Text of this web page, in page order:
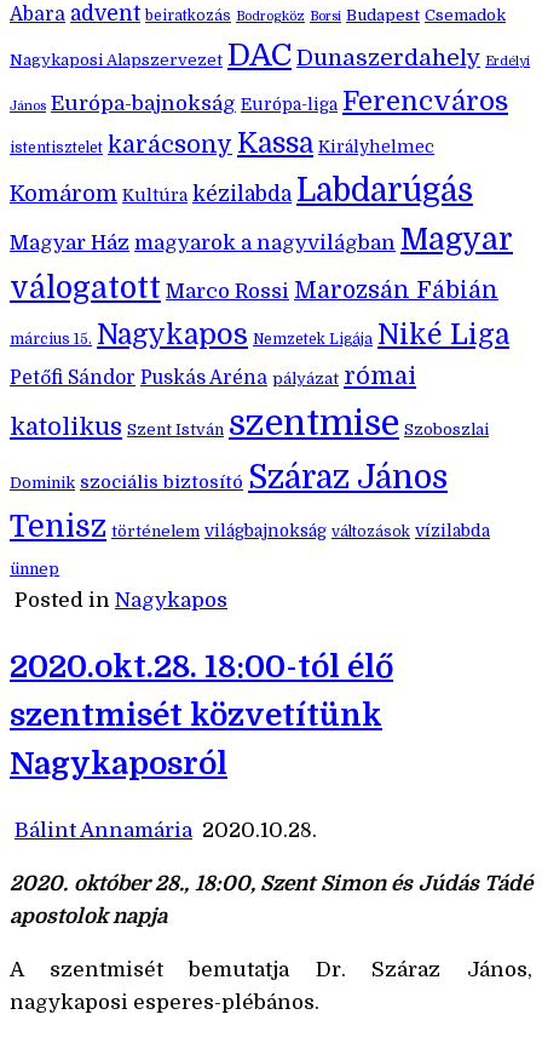
Abara advent beiratkozás Bodrogköz Borsi Budapest Csemadok
Nagykaposi Alapszervezet DACDunaszerdahely Erdélyi
János Európa-bajnokság Európa-liga Ferencváros
istentisztelet karácsony Kassa Királyhelmec
Komárom Kultúra kézilabda Labdarúgás
Magyar Ház magyarok a nagyvilágban Magyar
válogatott Marco Rossi Marozsán Fábián
március 15. Nagykapos Nemzetek Ligája Niké Liga
Petőfi Sándor Puskás Aréna pályázat római
katolikus Szent István szentmise Szoboszlai
Dominik szociális biztosító Száraz János
Tenisz történelem világbajnokság változások vízilabda
ünnep
Posted in Nagykapos
2020.okt.28. 18:00-tól élő
szentmisét közvetítünk
Nagykaposról
Bálint Annamária 2020.10.28.
2020. október 28., 18:00, Szent Simon és Júdás Tádé
apostolok napja
A szentmisét bemutatja Dr. Száraz János,
nagykaposi esperes-plébános.